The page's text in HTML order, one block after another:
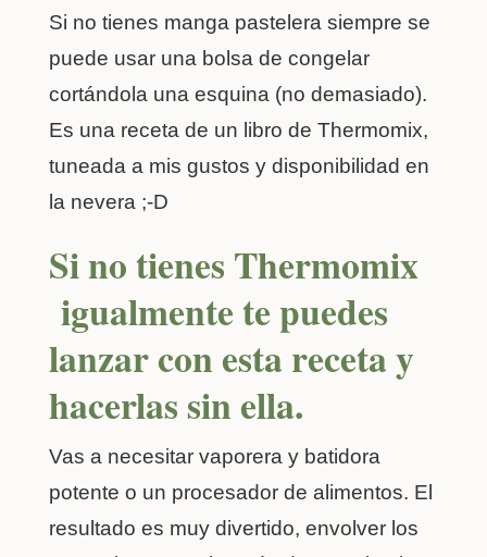
Si no tienes manga pastelera siempre se
puede usar una bolsa de congelar
cortándola una esquina (no demasiado).
Es una receta de un libro de Thermomix,
tuneada a mis gustos y disponibilidad en
la nevera ;-D
Si no tienes Thermomix
igualmente te puedes
lanzar con esta receta y
hacerlas sin ella.
Vas a necesitar vaporera y batidora
potente o un procesador de alimentos. El
resultado es muy divertido, envolver los